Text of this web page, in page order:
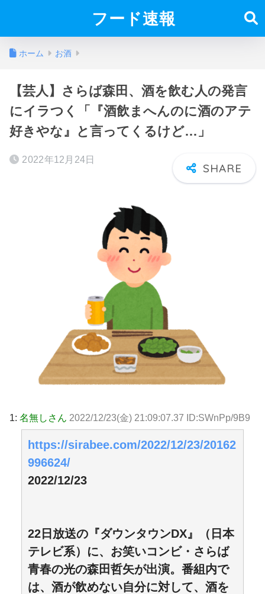
フード速報
ホーム お酒
【芸人】さらば森田、酒を飲む人の発言
にイラつく「『酒飲まへんのに酒のアテ
好きやな』と言ってくるけど…」
2022年12月24日
1: 名無しさん 2022/12/23(金) 21:09:07.37 ID:SWnPp/9B9
https://sirabee.com/2022/12/23/20162
996624/
2022/12/23
22日放送の『ダウンタウンDX』（日本
テレビ系）に、お笑いコンビ・さらば
青春の光の森田哲矢が出演。番組内で
は、酒が飲めない自分に対して、酒を